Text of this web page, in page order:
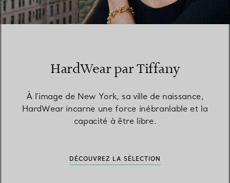
HardWear par Tiffany
À l’image de New York, sa ville de naissance,
HardWear incarne une force inébranlable et la
capacité à être libre.
DÉCOUVREZ LA SÉLECTION